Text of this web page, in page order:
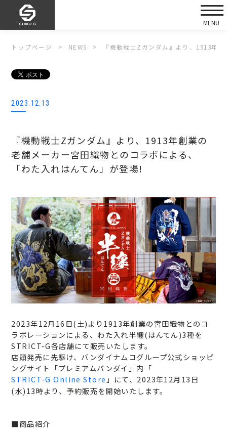
トップページ NEWS 『機動戦士Zガンダム』より、1913年
2023.12.13
『機動戦士Zガンダム』より、1913年創業の
老舗メーカー宮田織物とのコラボによる、
「わた入れはんてん」が登場!
2023年12月16日(土)より1913年創業の宮田織物とのコ
ラボレーションによる、わた入れ半纏(はんてん)3種を
STRICT-G各店舗にて販売いたします。
店頭発売に先駆け、バンダイナムコグループ公式ショッピ
ングサイト「プレミアムバンダイ」内「
STRICT-G Online Store 」にて、2023年12月13日
(水)13時より、予約販売を開始いたします。
■商品紹介